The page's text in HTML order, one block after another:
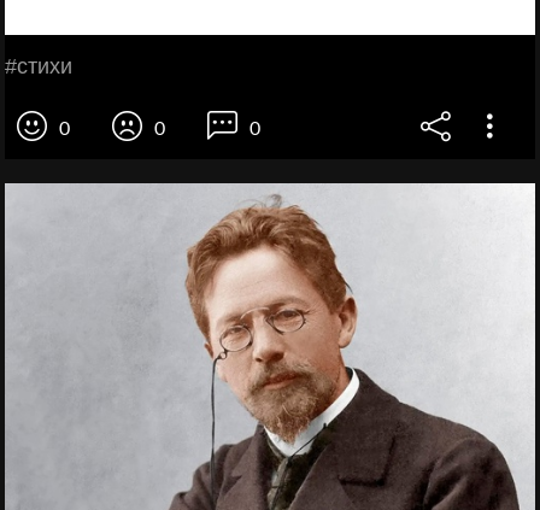
#стихи
0 0 0